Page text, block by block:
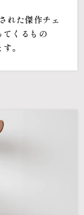
れた傑作チェ
てくるもの
。